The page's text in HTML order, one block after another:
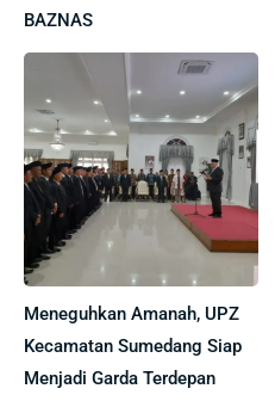
BAZNAS
Meneguhkan Amanah, UPZ
Kecamatan Sumedang Siap
Menjadi Garda Terdepan